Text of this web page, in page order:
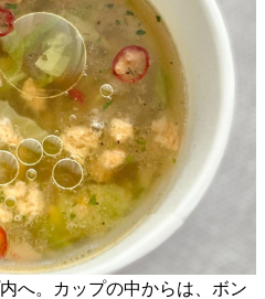
へ。カップの中からは、ボン